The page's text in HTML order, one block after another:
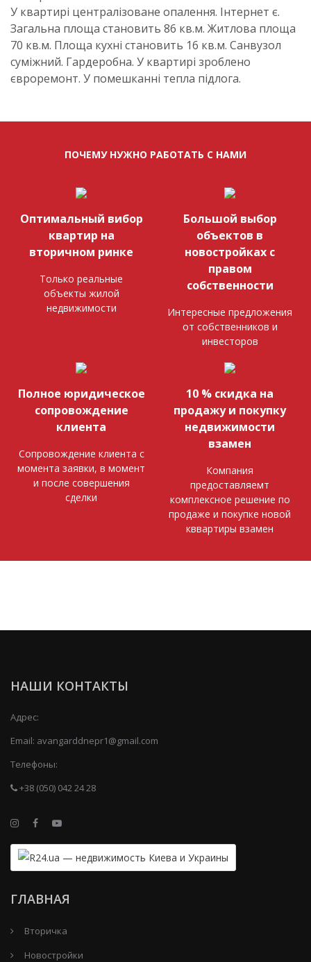
У квартирі централізоване опалення. Інтернет є.
Загальна площа становить 86 кв.м. Житлова площа
70 кв.м. Площа кухні становить 16 кв.м. Санвузол
суміжний. Гардеробна. У квартирі зроблено
євроремонт. У помешканні тепла підлога.
ПОЧЕМУ НУЖНО РАБОТАТЬ С НАМИ
Оптимальный вибор
квартир на
вторичном ринке
Только реальные
объекты жилой
недвижимости
Большой выбор
объектов в
новостройках с
правом
собственности
Интересные предложения
от собственников и
инвесторов
Полное юридическое
сопровождение
клиента
Сопровождение клиента с
момента заявки, в момент
и после совершения
сделки
10 % скидка на
продажу и покупку
недвижимости
взамен
Компания
предоставляемт
комплексное решение по
продаже и покупке новой
кввартиры взамен
НАШИ КОНТАКТЫ
Адрес:
Email: avangarddnepr1@gmail.com
Телефоны:
+38 (050) 042 24 28
ГЛАВНАЯ
Вторичка
Новостройки